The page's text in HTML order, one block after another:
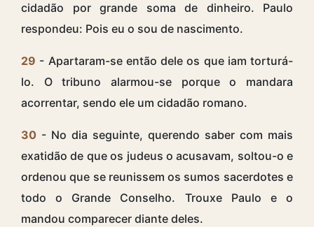
cidadão por grande soma de dinheiro. Paulo
respondeu: Pois eu o sou de nascimento.
29 - Apartaram-se então dele os que iam torturá-
lo. O tribuno alarmou-se porque o mandara
acorrentar, sendo ele um cidadão romano.
30 - No dia seguinte, querendo saber com mais
exatidão de que os judeus o acusavam, soltou-o e
ordenou que se reunissem os sumos sacerdotes e
todo o Grande Conselho. Trouxe Paulo e o
mandou comparecer diante deles.